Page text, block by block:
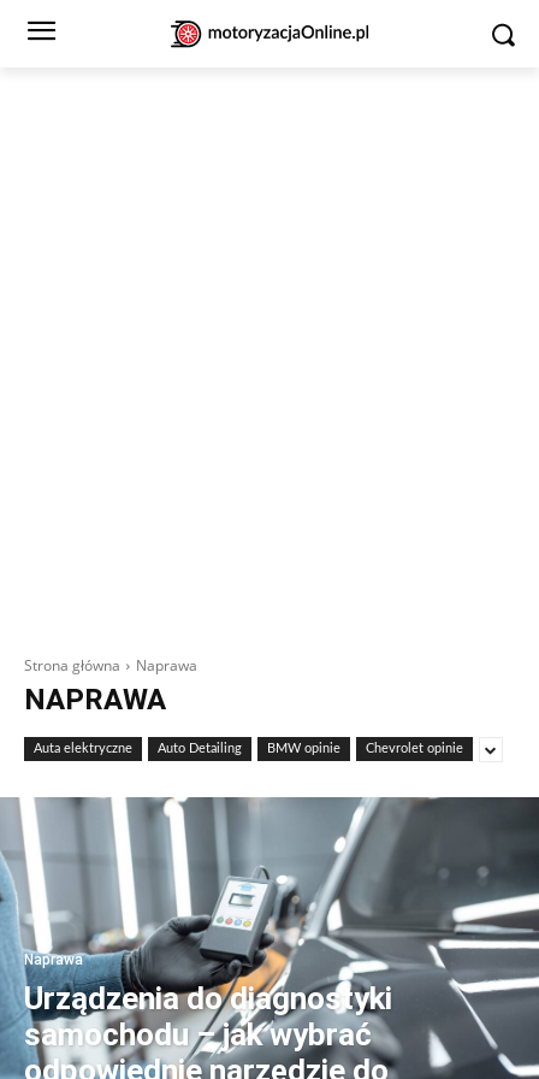
Strona główna Naprawa
NAPRAWA
Auta elektryczne Auto Detailing BMW opinie Chevrolet opinie
Naprawa
Urządzenia do diagnostyki
samochodu – jak wybrać
odpowiednie narzędzie do